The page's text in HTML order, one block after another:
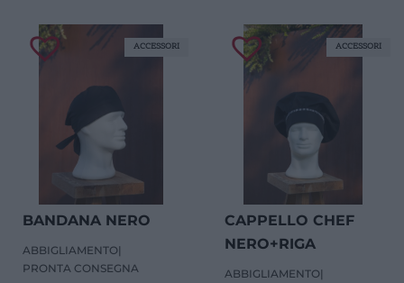
BANDANA NERO
ABBIGLIAMENTO|
PRONTA CONSEGNA
ACCESSORI
CAPPELLO CHEF
NERO+RIGA
ABBIGLIAMENTO|
ACCESSORI